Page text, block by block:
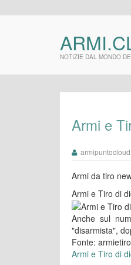
NOTIZIE DAL MONDO
Armi e
armipuntocloud
Armi da tiro
Armi e Tiro di
Anche sul
"disarmista",
Fonte: armietiro
Armi e Tiro di